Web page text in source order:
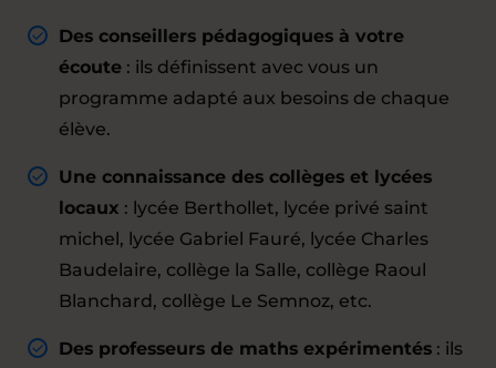
Des conseillers pédagogiques à votre
écoute : ils définissent avec vous un
programme adapté aux besoins de chaque
élève.
Une connaissance des collèges et lycées
locaux : lycée Berthollet, lycée privé saint
michel, lycée Gabriel Fauré, lycée Charles
Baudelaire, collège la Salle, collège Raoul
Blanchard, collège Le Semnoz, etc.
Des professeurs de maths expérimentés : ils